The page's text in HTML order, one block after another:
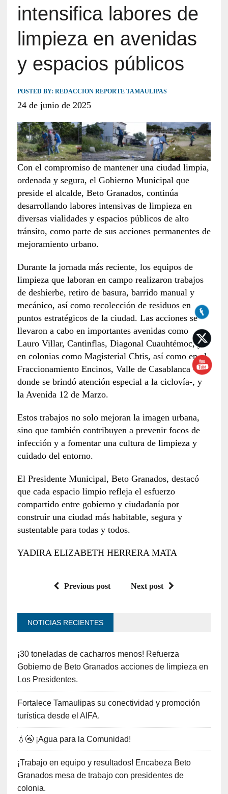
intensifica labores de
limpieza en avenidas
y espacios públicos
POSTED BY: REDACCION REPORTE TAMAULIPAS
24 de junio de 2025
Con el compromiso de mantener una ciudad limpia,
ordenada y segura, el Gobierno Municipal que
preside el alcalde, Beto Granados, continúa
desarrollando labores intensivas de limpieza en
diversas vialidades y espacios públicos de alto
tránsito, como parte de sus acciones permanentes de
mejoramiento urbano.
Durante la jornada más reciente, los equipos de
limpieza que laboran en campo realizaron trabajos
de deshierbe, retiro de basura, barrido manual y
mecánico, así como recolección de residuos en
puntos estratégicos de la ciudad. Las acciones se
llevaron a cabo en importantes avenidas como
Lauro Villar, Cantinflas, Diagonal Cuauhtémoc, y
en colonias como Magisterial Cbtis, así como en el
Fraccionamiento Encinos, Valle de Casablanca -
donde se brindó atención especial a la ciclovía-, y
la Avenida 12 de Marzo.
Estos trabajos no solo mejoran la imagen urbana,
sino que también contribuyen a prevenir focos de
infección y a fomentar una cultura de limpieza y
cuidado del entorno.
El Presidente Municipal, Beto Granados, destacó
que cada espacio limpio refleja el esfuerzo
compartido entre gobierno y ciudadanía por
construir una ciudad más habitable, segura y
sustentable para todas y todos.
YADIRA ELIZABETH HERRERA MATA
Previous post Next post
NOTICIAS RECIENTES
¡30 toneladas de cacharros menos! Refuerza
Gobierno de Beto Granados acciones de limpieza en
Los Presidentes.
Fortalece Tamaulipas su conectividad y promoción
turística desde el AIFA.
💧🚰 ¡Agua para la Comunidad!
¡Trabajo en equipo y resultados! Encabeza Beto
Granados mesa de trabajo con presidentes de
colonia.